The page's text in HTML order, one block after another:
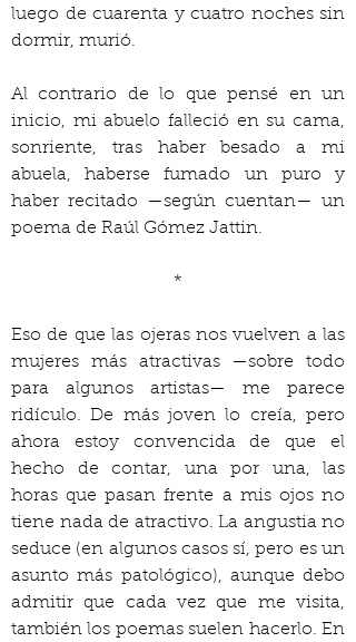
luego de cuarenta y cuatro noches sin
dormir, murió.
Al contrario de lo que pensé en un
inicio, mi abuelo falleció en su cama,
sonriente, tras haber besado a mi
abuela, haberse fumado un puro y
haber recitado —según cuentan— un
poema de Raúl Gómez Jattin.
*
Eso de que las ojeras nos vuelven a las
mujeres más atractivas —sobre todo
para algunos artistas— me parece
ridículo. De más joven lo creía, pero
ahora estoy convencida de que el
hecho de contar, una por una, las
horas que pasan frente a mis ojos no
tiene nada de atractivo. La angustia no
seduce (en algunos casos sí, pero es un
asunto más patológico), aunque debo
admitir que cada vez que me visita,
también los poemas suelen hacerlo. En